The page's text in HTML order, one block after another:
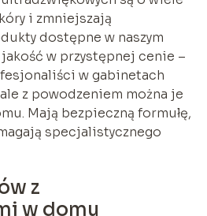
i zmniejszają
dostępne w naszym
w przystępnej cenie –
w gabinetach
z powodzeniem można je
Mają bezpieczną formułę,
specjalistycznego
z
w domu